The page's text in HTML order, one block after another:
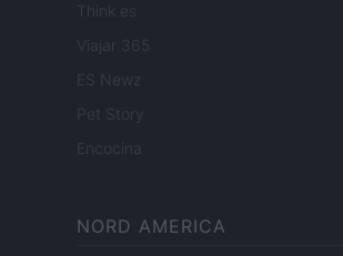
Think.es
Viajar 365
ES Newz
Pet Story
Encocina
NORD AMERICA